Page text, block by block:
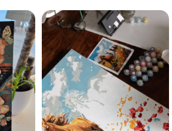
ar GleznoPats.lv privātuma politiku un
politika